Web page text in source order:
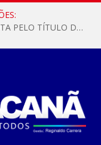
MARACANÃ SAI NA FRENTE NA DISPUTA PELO TÍTULO DA COPA PARÁ SUB-17!